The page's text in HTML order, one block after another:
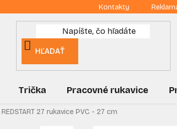
Kontakty
HĽADAŤ
Trička Pracovné rukavice
REDSTART 27 rukavice PVC - 27 cm